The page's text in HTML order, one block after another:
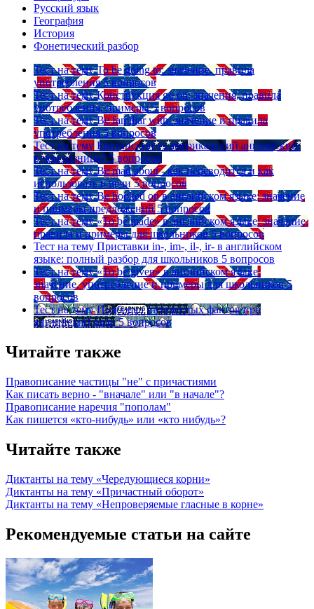
Русский язык
География
История
Фонетический разбор
Тест на тему To be going to: значение, правила
употребления 5 вопросов
Тест на тему Конструкция go on: значения, правила
употребления, примеры 5 вопросов
Тест на тему Be familiar with: значение и правила
употребления 5 вопросов
Тест на тему Британский vs американский английский:
в чем разница? 5 вопросов
Тест на тему Be mad about - как переводится и как
использовать в речи 5 вопросов
Тест на тему Be hooked on в английском языке: значение
и примеры предложений 5 вопросов
Тест на тему «To be made» в английском языке: значение,
правила и примеры для школьников 5 вопросов
Тест на тему Приставки in-, im-, il-, ir- в английском
языке: полный разбор для школьников 5 вопросов
Тест на тему «To be given» в английском языке:
значение, употребление и примеры для школьников 5
вопросов
Тест на тему Подборка интересных фактов про
английский язык 5 вопросов
Читайте также
Правописание частицы "не" с причастиями
Как писать верно - "вначале" или "в начале"?
Правописание наречия "пополам"
Как пишется «кто-нибудь» или «кто нибудь»?
Читайте также
Диктанты на тему «Чередующиеся корни»
Диктанты на тему «Причастный оборот»
Диктанты на тему «Непроверяемые гласные в корне»
Рекомендуемые статьи на сайте